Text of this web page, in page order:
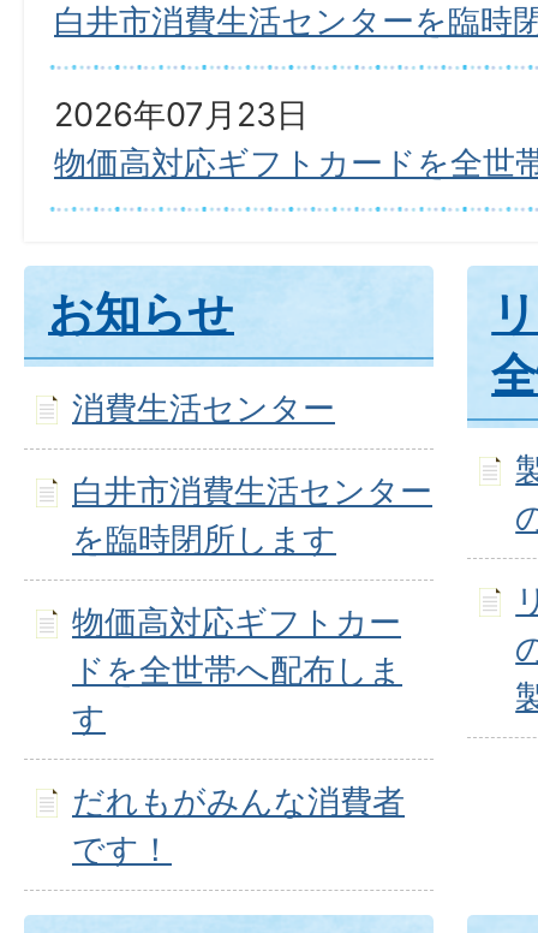
白井市消費生活センターを臨時
2026年07月23日
物価高対応ギフトカードを全世
お知らせ
消費生活センター
白井市消費生活センター
を臨時閉所します
物価高対応ギフトカー
ドを全世帯へ配布しま
す
だれもがみんな消費者
です！